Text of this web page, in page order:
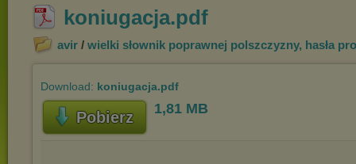
koniugacja.pdf
avir / wielki słownik poprawnej polszczyzny, hasła
Download: koniugacja.pdf
Pobierz 1,81 MB